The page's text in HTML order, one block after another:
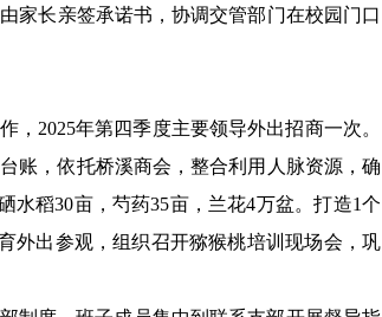
家长亲签承诺书，协调交管部门在校园门口
，2025年第四季度主要领导外出招商一次。
账，依托桥溪商会，整合利用人脉资源，确
水稻30亩，芍药35亩，兰花4万盆。打造1个
外出参观，组织召开猕猴桃培训现场会，巩